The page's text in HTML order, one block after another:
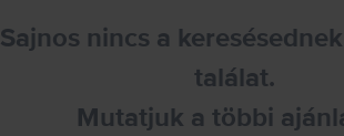
Sajnos nincs a
találat.
Mutatjuk a többi